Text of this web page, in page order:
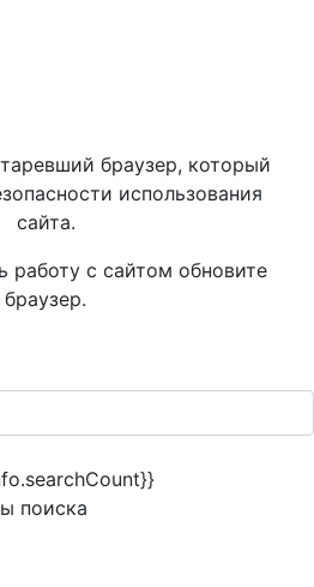
браузер, который
использования
сайта.
работу с сайтом обновите
браузер.
поиска